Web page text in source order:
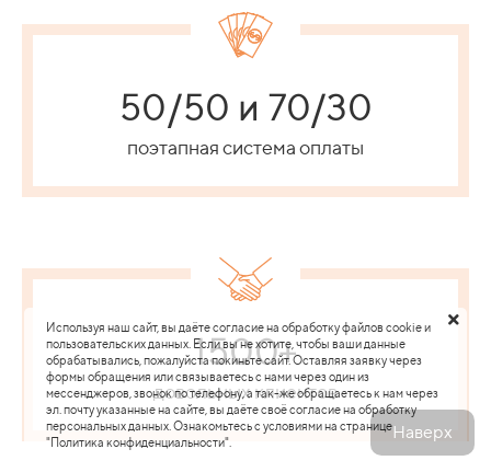
50/50 и 70/30
поэтапная система оплаты
1500+
довольных клиентов
Наверх
Используя наш сайт, вы даёте согласие на обработку файлов cookie и
пользовательских данных. Если вы не хотите, чтобы ваши данные
обрабатывались, пожалуйста покиньте сайт. Оставляя заявку через
формы обращения или связываетесь с нами через один из
мессенджеров, звонок по телефону, а так-же обращаетесь к нам через
эл. почту указанные на сайте, вы даёте своё согласие на обработку
персональных данных. Ознакомьтесь с условиями на странице
"Политика конфиденциальности".